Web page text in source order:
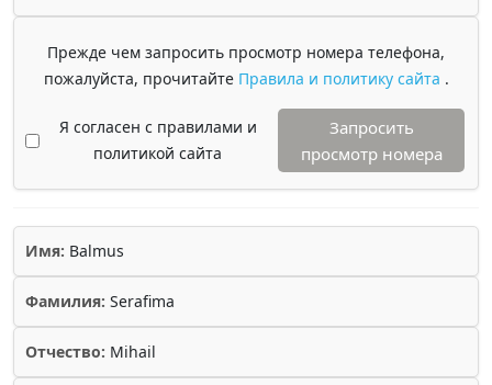
Прежде чем запросить просмотр номера телефона,
пожалуйста, прочитайте Правила и политику сайта .
Я согласен с правилами и
политикой сайта
Запросить
просмотр номера
Имя: Balmus
Фамилия: Serafima
Отчество: Mihail